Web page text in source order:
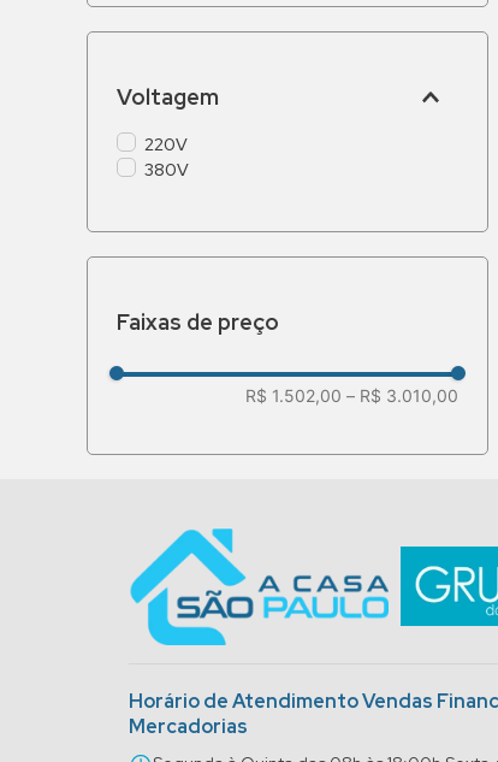
Voltagem
220V
380V
Faixas de preço
R$ 1.502,00 – R$ 3.010,00
Horário de Atendimento Vendas
Mercadorias